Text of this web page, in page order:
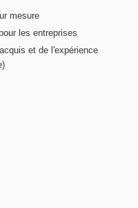
mesure
les entreprises
et de l'expérience